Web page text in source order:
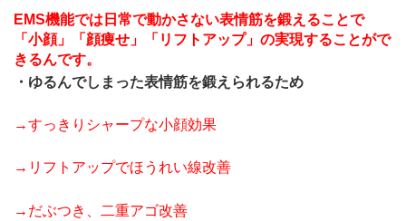
EMS機能では日常で動かさない表情筋を鍛えることで
「小顔」「顔痩せ」「リフトアップ」の実現することがで
きるんです。
・ゆるんでしまった表情筋を鍛えられるため
→すっきりシャープな小顔効果
→リフトアップでほうれい線改善
→だぶつき、二重アゴ改善